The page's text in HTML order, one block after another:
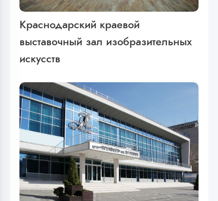
Краснодарский краевой
выставочный зал изобразительных
искусств